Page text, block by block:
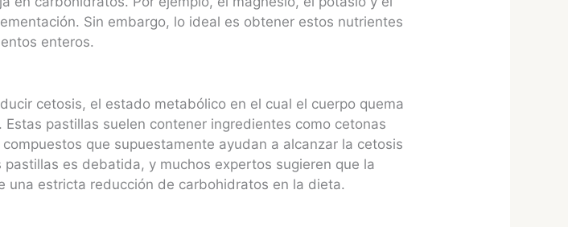
Sin embargo, lo ideal es obtener estos nutrientes
enteros.
cetosis, el estado metabólico en el cual el cuerpo quema
pastillas suelen contener ingredientes como cetonas
que supuestamente ayudan a alcanzar la cetosis
es debatida, y muchos expertos sugieren que la
estricta reducción de carbohidratos en la dieta.